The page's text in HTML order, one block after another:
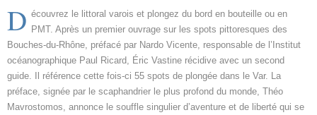
D écouvrez le littoral varois et plongez du bord en bouteille ou en
PMT. Après un premier ouvrage sur les spots pittoresques des
Bouches-du-Rhône, préfacé par Nardo Vicente, responsable de l’Institut
océanographique Paul Ricard, Éric Vastine récidive avec un second
guide. Il référence cette fois-ci 55 spots de plongée dans le Var. La
préface, signée par le scaphandrier le plus profond du monde, Théo
Mavrostomos, annonce le souffle singulier d’aventure et de liberté qui se